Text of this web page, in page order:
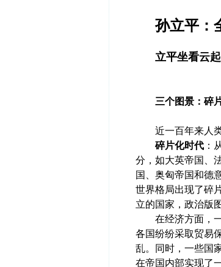
孙立平：
立平坐看云
三个图景：碎片
近一百年来人类
碎片化时代：
分，如大英帝国、
国、奥匈帝国和德
世界格局出现了碎
立的国家，政治版
在经济方面，一
各国纷纷采取贸易
乱。同时，一些国
在帝国内部实现了